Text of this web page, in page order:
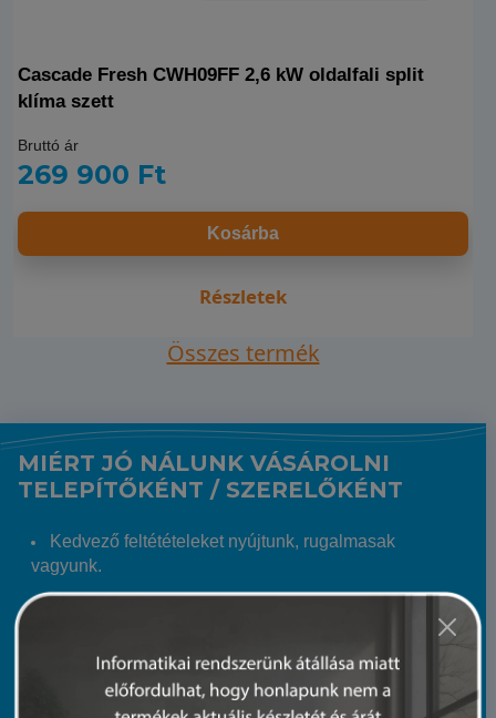
Cascade Fresh CWH09FF 2,6 kW oldalfali split
klíma szett
Bruttó ár
269 900 Ft
Kosárba
Részletek
Összes termék
MIÉRT JÓ NÁLUNK VÁSÁROLNI
TELEPÍTŐKÉNT / SZERELŐKÉNT
Kedvező feltétételeket nyújtunk, rugalmasak
vagyunk.
Regisztrált telepítő / szerelő Partnereinknek kedvező
árat és csak nekik szóló akciókat biztosítunk.